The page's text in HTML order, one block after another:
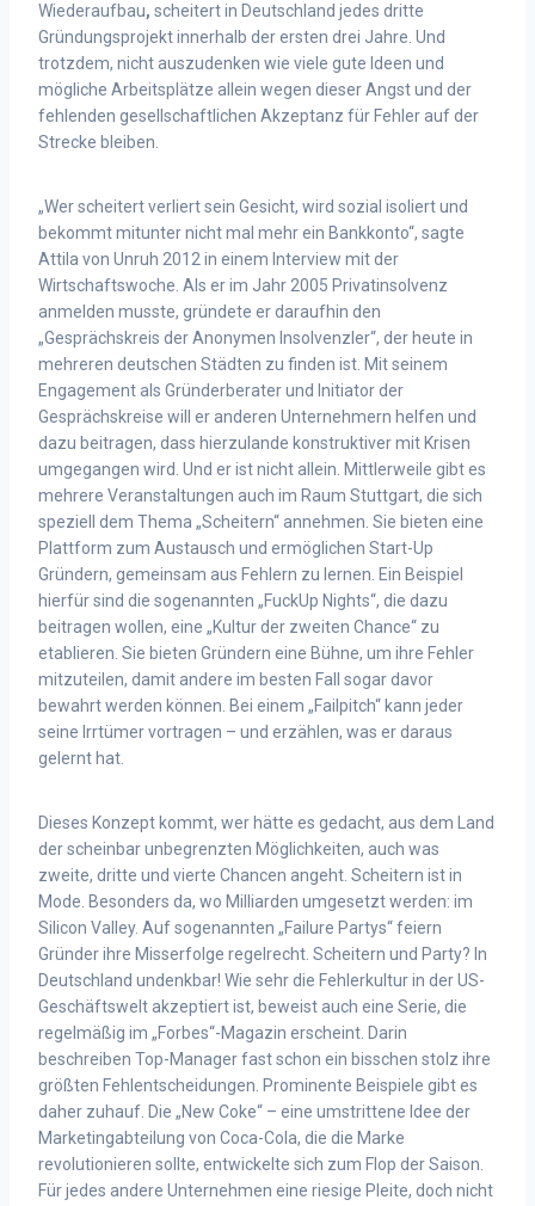
Wiederaufbau, scheitert in Deutschland jedes dritte
Gründungsprojekt innerhalb der ersten drei Jahre. Und
trotzdem, nicht auszudenken wie viele gute Ideen und
mögliche Arbeitsplätze allein wegen dieser Angst und der
fehlenden gesellschaftlichen Akzeptanz für Fehler auf der
Strecke bleiben.
„Wer scheitert verliert sein Gesicht, wird sozial isoliert und
bekommt mitunter nicht mal mehr ein Bankkonto“, sagte
Attila von Unruh 2012 in einem Interview mit der
Wirtschaftswoche. Als er im Jahr 2005 Privatinsolvenz
anmelden musste, gründete er daraufhin den
„Gesprächskreis der Anonymen Insolvenzler“, der heute in
mehreren deutschen Städten zu finden ist. Mit seinem
Engagement als Gründerberater und Initiator der
Gesprächskreise will er anderen Unternehmern helfen und
dazu beitragen, dass hierzulande konstruktiver mit Krisen
umgegangen wird. Und er ist nicht allein. Mittlerweile gibt es
mehrere Veranstaltungen auch im Raum Stuttgart, die sich
speziell dem Thema „Scheitern“ annehmen. Sie bieten eine
Plattform zum Austausch und ermöglichen Start-Up
Gründern, gemeinsam aus Fehlern zu lernen. Ein Beispiel
hierfür sind die sogenannten „FuckUp Nights“, die dazu
beitragen wollen, eine „Kultur der zweiten Chance“ zu
etablieren. Sie bieten Gründern eine Bühne, um ihre Fehler
mitzuteilen, damit andere im besten Fall sogar davor
bewahrt werden können. Bei einem „Failpitch“ kann jeder
seine Irrtümer vortragen – und erzählen, was er daraus
gelernt hat.
Dieses Konzept kommt, wer hätte es gedacht, aus dem Land
der scheinbar unbegrenzten Möglichkeiten, auch was
zweite, dritte und vierte Chancen angeht. Scheitern ist in
Mode. Besonders da, wo Milliarden umgesetzt werden: im
Silicon Valley. Auf sogenannten „Failure Partys“ feiern
Gründer ihre Misserfolge regelrecht. Scheitern und Party? In
Deutschland undenkbar! Wie sehr die Fehlerkultur in der US-
Geschäftswelt akzeptiert ist, beweist auch eine Serie, die
regelmäßig im „Forbes“-Magazin erscheint. Darin
beschreiben Top-Manager fast schon ein bisschen stolz ihre
größten Fehlentscheidungen. Prominente Beispiele gibt es
daher zuhauf. Die „New Coke“ – eine umstrittene Idee der
Marketingabteilung von Coca-Cola, die die Marke
revolutionieren sollte, entwickelte sich zum Flop der Saison.
Für jedes andere Unternehmen eine riesige Pleite, doch nicht